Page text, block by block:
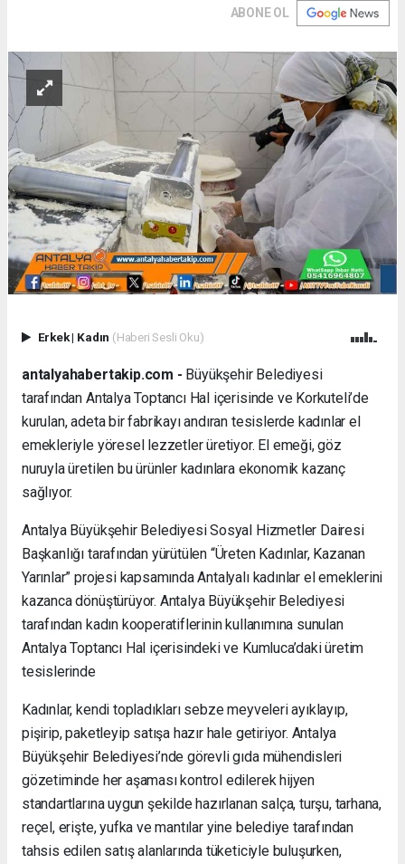
ABONE OL
Erkek| Kadın (Haberi Sesli Oku)
antalyahabertakip.com - Büyükşehir Belediyesi
tarafından Antalya Toptancı Hal içerisinde ve Korkuteli’de
kurulan, adeta bir fabrikayı andıran tesislerde kadınlar el
emekleriyle yöresel lezzetler üretiyor. El emeği, göz
nuruyla üretilen bu ürünler kadınlara ekonomik kazanç
sağlıyor.
Antalya Büyükşehir Belediyesi Sosyal Hizmetler Dairesi
Başkanlığı tarafından yürütülen “Üreten Kadınlar, Kazanan
Yarınlar” projesi kapsamında Antalyalı kadınlar el emeklerini
kazanca dönüştürüyor. Antalya Büyükşehir Belediyesi
tarafından kadın kooperatiflerinin kullanımına sunulan
Antalya Toptancı Hal içerisindeki ve Kumluca’daki üretim
tesislerinde
Kadınlar, kendi topladıkları sebze meyveleri ayıklayıp,
pişirip, paketleyip satışa hazır hale getiriyor. Antalya
Büyükşehir Belediyesi’nde görevli gıda mühendisleri
gözetiminde her aşaması kontrol edilerek hijyen
standartlarına uygun şekilde hazırlanan salça, turşu, tarhana,
reçel, erişte, yufka ve mantılar yine belediye tarafından
tahsis edilen satış alanlarında tüketiciyle buluşurken,